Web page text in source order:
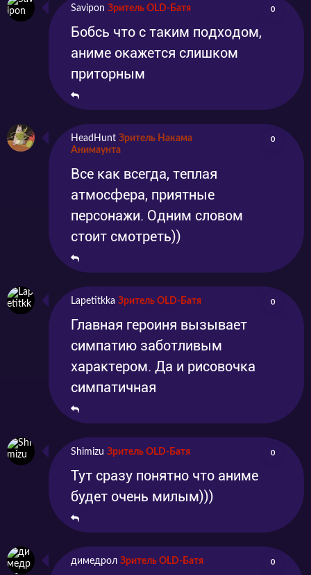
Savipon Зритель OLD-Батя 0
Бобсь что с таким подходом,
аниме окажется слишком
приторным
HeadHunt Зритель Накама
Анимаунта
0
Все как всегда, теплая
атмосфера, приятные
персонажи. Одним словом
стоит смотреть))
Lapetitkka Зритель OLD-Батя 0
Главная героиня вызывает
симпатию заботливым
характером. Да и рисовочка
симпатичная
Shimizu Зритель OLD-Батя 0
Тут сразу понятно что аниме
будет очень милым)))
димедрол Зритель OLD-Батя 0